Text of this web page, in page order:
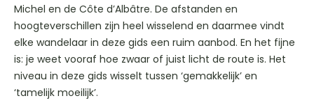
Michel en de Côte d’Albâtre. De afstanden en
hoogteverschillen zijn heel wisselend en daarmee vindt
elke wandelaar in deze gids een ruim aanbod. En het fijne
is: je weet vooraf hoe zwaar of juist licht de route is. Het
niveau in deze gids wisselt tussen ‘gemakkelijk’ en
‘tamelijk moeilijk’.